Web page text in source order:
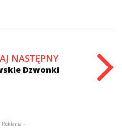
NASTĘPNY
Dzwonki
Reklama -